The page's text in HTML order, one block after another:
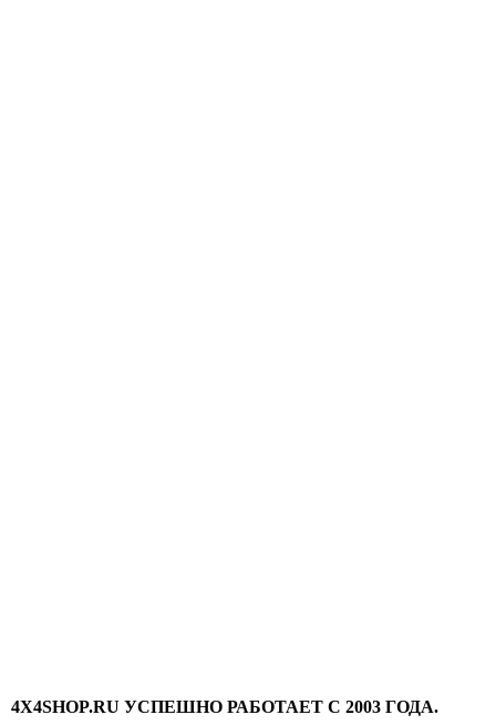
4X4SHOP.RU УСПЕШНО РАБОТАЕТ С 2003 ГОДА.